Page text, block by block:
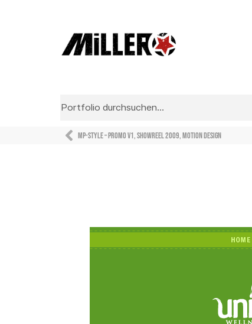
MP-STYLE – Promo V1, Showreel 2009, Motion Design